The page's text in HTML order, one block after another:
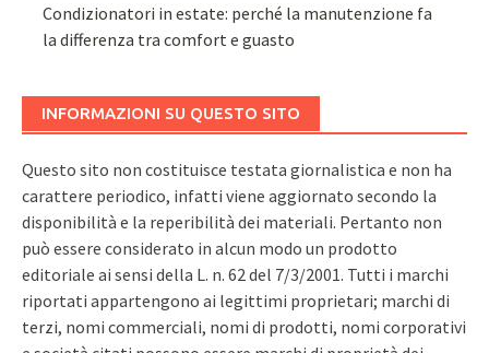
Condizionatori in estate: perché la manutenzione fa
la differenza tra comfort e guasto
INFORMAZIONI SU QUESTO SITO
Questo sito non costituisce testata giornalistica e non ha
carattere periodico, infatti viene aggiornato secondo la
disponibilità e la reperibilità dei materiali. Pertanto non
può essere considerato in alcun modo un prodotto
editoriale ai sensi della L. n. 62 del 7/3/2001. Tutti i marchi
riportati appartengono ai legittimi proprietari; marchi di
terzi, nomi commerciali, nomi di prodotti, nomi corporativi